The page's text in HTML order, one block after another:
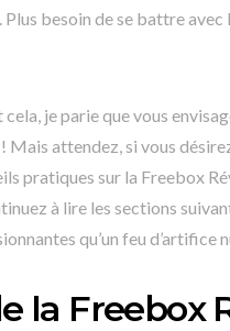
besoin de se battre
je parie que vous
attendez, si vous
pratiques sur la Freebox
à lire les sections
qu’un feu d’artifice
la Freebox